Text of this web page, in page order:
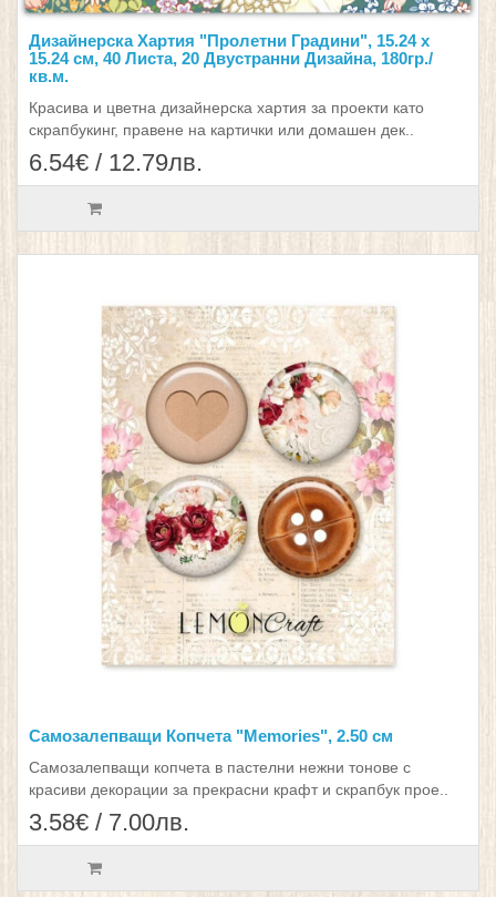
Дизайнерска Хартия "Пролетни Градини", 15.24 х
15.24 см, 40 Листа, 20 Двустранни Дизайна, 180гр./
кв.м.
Красива и цветна дизайнерска хартия за проекти като
скрапбукинг, правене на картички или домашен дек..
6.54€ / 12.79лв.
Самозалепващи Копчета "Memories", 2.50 см
Самозалепващи копчета в пастелни нежни тонове с
красиви декорации за прекрасни крафт и скрапбук прое..
3.58€ / 7.00лв.